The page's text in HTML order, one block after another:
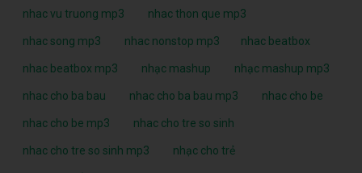
nhac vu truong mp3 nhac thon que mp3
nhac song mp3 nhac nonstop mp3 nhac beatbox
nhac beatbox mp3 nhạc mashup nhạc mashup mp3
nhac cho ba bau nhac cho ba bau mp3 nhac cho be
nhac cho be mp3 nhac cho tre so sinh
nhac cho tre so sinh mp3 nhạc cho trẻ